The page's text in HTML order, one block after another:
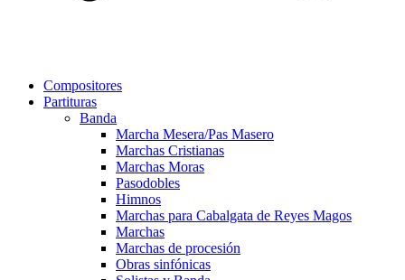
Compositores
Partituras
Banda
Marcha Mesera/Pas Masero
Marchas Cristianas
Marchas Moras
Pasodobles
Himnos
Marchas para Cabalgata de Reyes Magos
Marchas
Marchas de procesión
Obras sinfónicas